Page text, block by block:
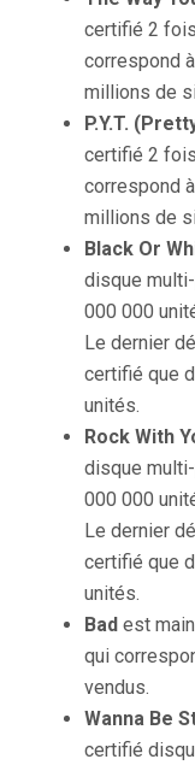
certifié 2
correspond
millions de
P.Y.T.
certifié 2
correspond
millions de
Black Or
disque
000 000
Le dernier
certifié que
unités.
Rock With
disque
000 000
Le dernier
certifié que
unités.
Bad est
qui
vendus.
Wanna Be
certifié